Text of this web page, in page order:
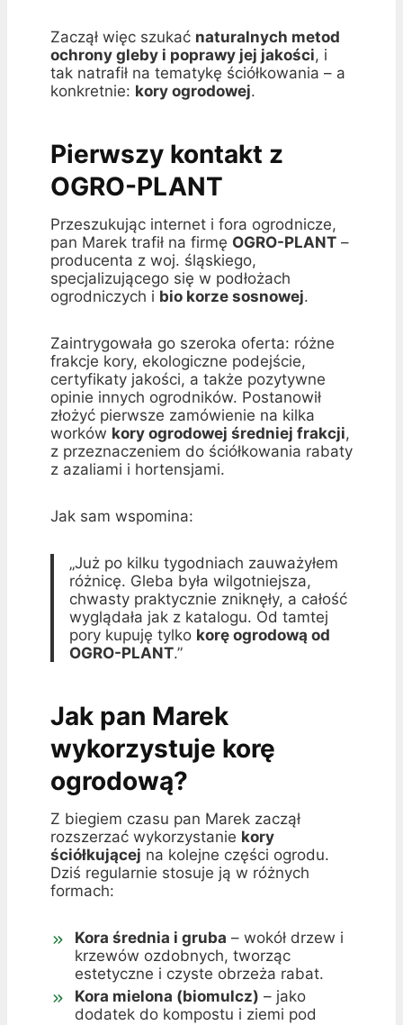
Zaczął więc szukać naturalnych metod
ochrony gleby i poprawy jej jakości, i
tak natrafił na tematykę ściółkowania – a
konkretnie: kory ogrodowej.
Pierwszy kontakt z
OGRO-PLANT
Przeszukując internet i fora ogrodnicze,
pan Marek trafił na firmę OGRO-PLANT –
producenta z woj. śląskiego,
specjalizującego się w podłożach
ogrodniczych i bio korze sosnowej.
Zaintrygowała go szeroka oferta: różne
frakcje kory, ekologiczne podejście,
certyfikaty jakości, a także pozytywne
opinie innych ogrodników. Postanowił
złożyć pierwsze zamówienie na kilka
worków kory ogrodowej średniej frakcji,
z przeznaczeniem do ściółkowania rabaty
z azaliami i hortensjami.
Jak sam wspomina:
„Już po kilku tygodniach zauważyłem
różnicę. Gleba była wilgotniejsza,
chwasty praktycznie zniknęły, a całość
wyglądała jak z katalogu. Od tamtej
pory kupuję tylko korę ogrodową od
OGRO-PLANT.”
Jak pan Marek
wykorzystuje korę
ogrodową?
Z biegiem czasu pan Marek zaczął
rozszerzać wykorzystanie kory
ściółkującej na kolejne części ogrodu.
Dziś regularnie stosuje ją w różnych
formach:
Kora średnia i gruba – wokół drzew i
krzewów ozdobnych, tworząc
estetyczne i czyste obrzeża rabat.
Kora mielona (biomulcz) – jako
dodatek do kompostu i ziemi pod